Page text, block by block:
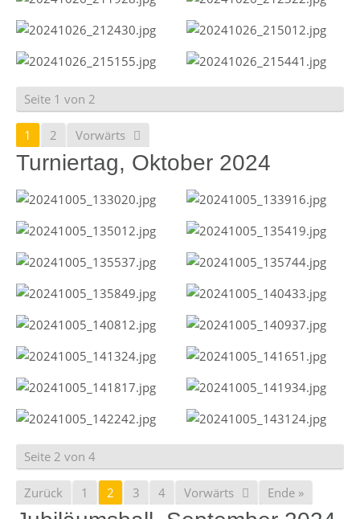
Seite 1 von 2
1 2 Vorwärts
Turniertag, Oktober 2024
Seite 2 von 4
Zurück 1 2 3 4 Vorwärts Ende »